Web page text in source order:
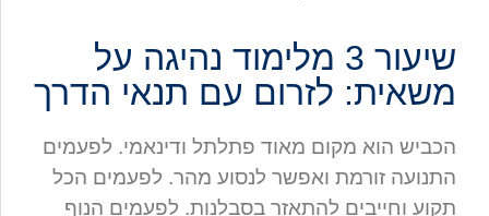
שיעור 3 מלימוד נהיגה על
משאית: לזרום עם תנאי הדרך
הכביש הוא מקום מאוד פתלתל ודינאמי. לפעמים
התנועה זורמת ואפשר לנסוע מהר. לפעמים הכל
תקוע וחייבים להתאזר בסבלנות. לפעמים הנוף